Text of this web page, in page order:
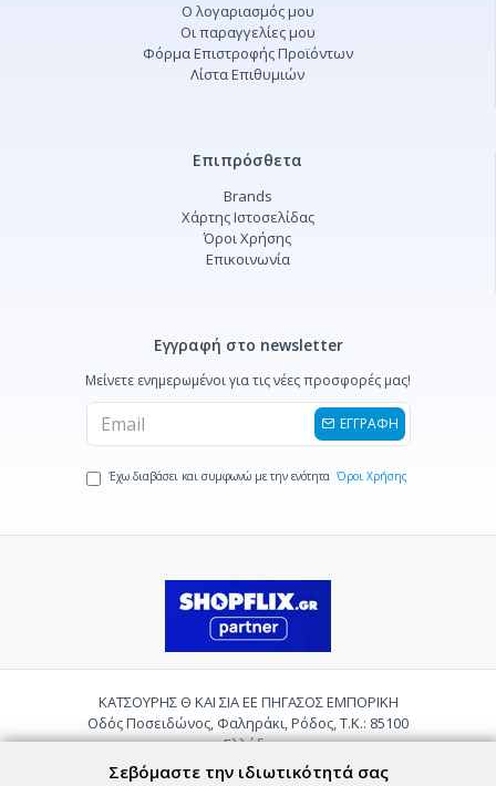
Ο λογαριασμός μου
Οι παραγγελίες μου
Φόρμα Επιστροφής Προϊόντων
Λίστα Επιθυμιών
Επιπρόσθετα
Brands
Χάρτης Ιστοσελίδας
Όροι Χρήσης
Επικοινωνία
Εγγραφή στο newsletter
Μείνετε ενημερωμένοι για τις νέες προσφορές μας!
ΕΓΓΡΑΦΗ
Έχω διαβάσει και συμφωνώ με την ενότητα Όροι Χρήσης
ΚΑΤΣΟΥΡΗΣ Θ ΚΑΙ ΣΙΑ ΕΕ ΠΗΓΑΣΟΣ ΕΜΠΟΡΙΚΗ
Οδός Ποσειδώνος, Φαληράκι, Ρόδος, Τ.Κ.: 85100
Ελλάδα
Τηλ.:2241085059
Σεβόμαστε την ιδιωτικότητά σας